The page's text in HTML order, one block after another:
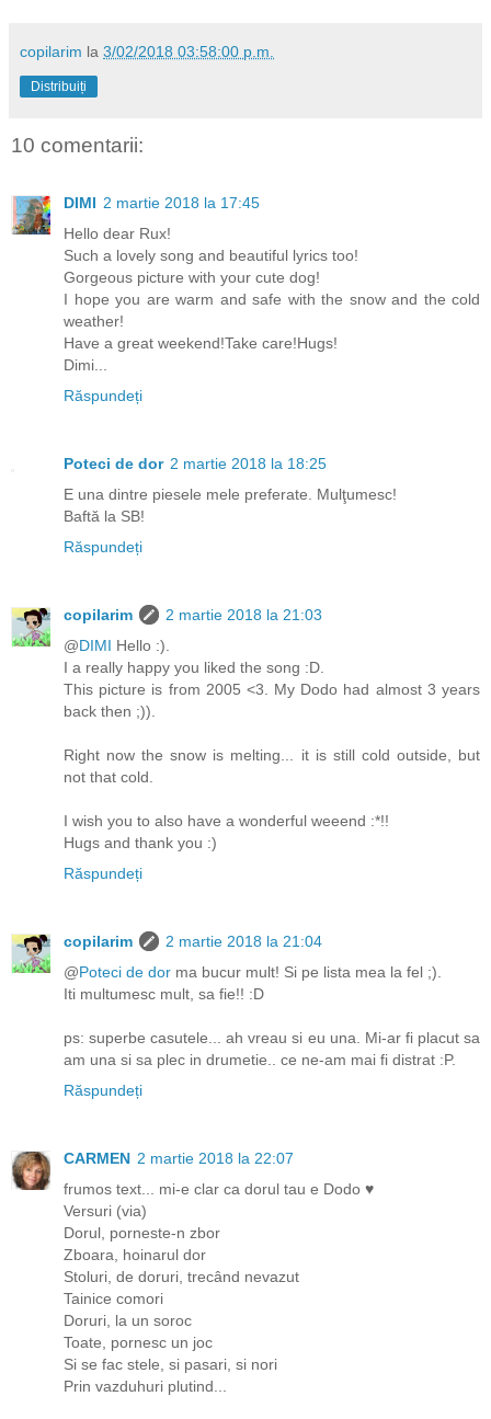
copilarim la 3/02/2018 03:58:00 p.m.
Distribuiți
10 comentarii:
DIMI 2 martie 2018 la 17:45
Hello dear Rux!
Such a lovely song and beautiful lyrics too!
Gorgeous picture with your cute dog!
I hope you are warm and safe with the snow and the cold
weather!
Have a great weekend!Take care!Hugs!
Dimi...
Răspundeți
Poteci de dor 2 martie 2018 la 18:25
E una dintre piesele mele preferate. Mulţumesc!
Baftă la SB!
Răspundeți
copilarim
2 martie 2018 la 21:03
@DIMI Hello :).
I a really happy you liked the song :D.
This picture is from 2005 <3. My Dodo had almost 3 years
back then ;)).
Right now the snow is melting... it is still cold outside, but
not that cold.
I wish you to also have a wonderful weeend :*!!
Hugs and thank you :)
Răspundeți
copilarim
2 martie 2018 la 21:04
@Poteci de dor ma bucur mult! Si pe lista mea la fel ;).
Iti multumesc mult, sa fie!! :D
ps: superbe casutele... ah vreau si eu una. Mi-ar fi placut sa
am una si sa plec in drumetie.. ce ne-am mai fi distrat :P.
Răspundeți
CARMEN 2 martie 2018 la 22:07
frumos text... mi-e clar ca dorul tau e Dodo ♥
Versuri (via)
Dorul, porneste-n zbor
Zboara, hoinarul dor
Stoluri, de doruri, trecând nevazut
Tainice comori
Doruri, la un soroc
Toate, pornesc un joc
Si se fac stele, si pasari, si nori
Prin vazduhuri plutind...